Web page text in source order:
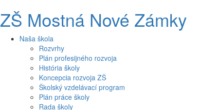
ZŠ Mostná Nové Zámky
Naša škola
Rozvrhy
Plán profesijného rozvoja
História školy
Koncepcia rozvoja ZŠ
Školský vzdelávací program
Plán práce školy
Rada školy